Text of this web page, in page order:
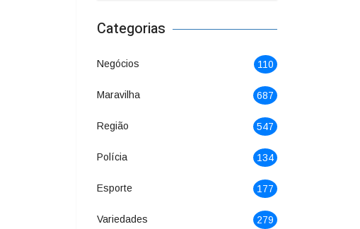
Categorias
Negócios 110
Maravilha 687
Região 547
Polícia 134
Esporte 177
Variedades 279